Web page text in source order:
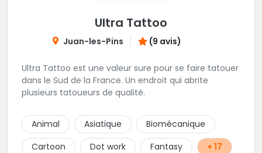
Ultra Tattoo
Juan-les-Pins (9 avis)
Ultra Tattoo est une valeur sure pour se faire tatouer
dans le Sud de la France. Un endroit qui abrite
plusieurs tatoueurs de qualité.
Animal Asiatique
Biomécanique
Cartoon
Dot work Fantasy + 17